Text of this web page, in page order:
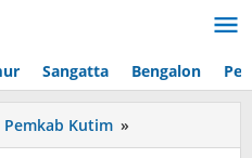
Sangatta Bengalon
Pemkab Kutim »
Lulusan